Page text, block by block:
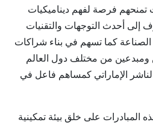
تمنحهم فرصة لفهم ديناميكيات
إلى أحدث التوجهات والتقنيات
كما تسهم في بناء شراكات
ومبدعين من مختلف دول العالم
الإماراتي كمساهم فاعل في
على خلق بيئة تمكينية